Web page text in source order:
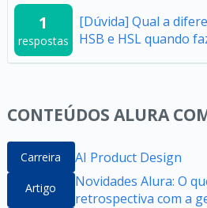
1
respostas
[Dúvida] Qual a
HSB e HSL quando
CONTEÚDOS ALURA
Carreira AI Product Design
Artigo
Novidades Alura: O
retrospectiva com a